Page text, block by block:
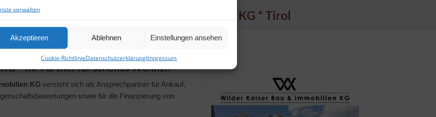
verwalten
Akzeptieren Ablehnen Einstellungen ansehen
Cookie-RichtlinieDatenschutzerklärungImpressum
bei Wilder Kaiser Bau & Immobilien KG * Tirol
– Ihr Partner für schönes Wohnen
KG versteht sich als Ansprechpartner für Ankauf,
sowie für die Finanzierung von